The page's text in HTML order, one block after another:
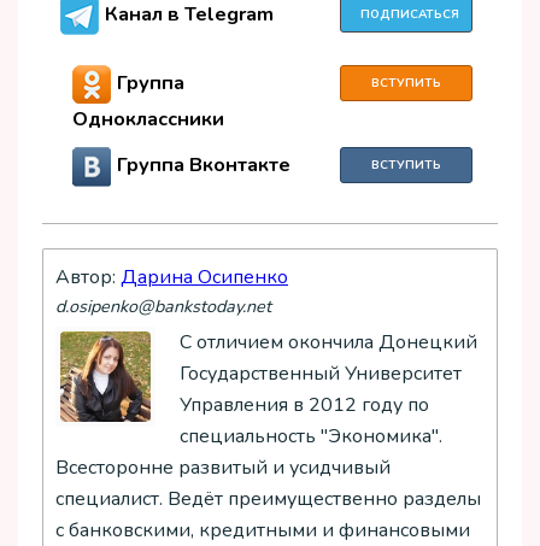
Канал в Telegram ПОДПИСАТЬСЯ
Группа
Одноклассники
ВСТУПИТЬ
Группа Вконтакте ВСТУПИТЬ
Автор: Дарина Осипенко
d.osipenko@bankstoday.net
С отличием окончила Донецкий
Государственный Университет
Управления в 2012 году по
специальность "Экономика".
Всесторонне развитый и усидчивый
специалист. Ведёт преимущественно разделы
с банковскими, кредитными и финансовыми